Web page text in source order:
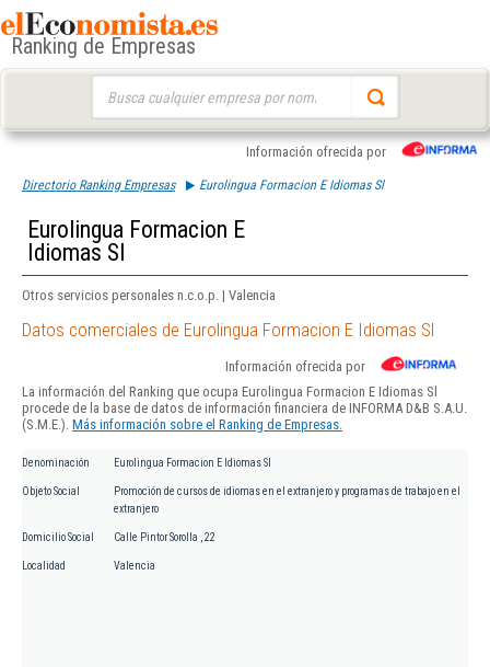
Ranking de Empresas
Información ofrecida por
Directorio Ranking Empresas Eurolingua Formacion E Idiomas Sl
Eurolingua Formacion E
Idiomas Sl
Otros servicios personales n.c.o.p. | Valencia
Datos comerciales de Eurolingua Formacion E Idiomas Sl
Información ofrecida por
La información del Ranking que ocupa Eurolingua Formacion E Idiomas Sl
procede de la base de datos de información financiera de INFORMA D&B S.A.U.
(S.M.E.). Más información sobre el Ranking de Empresas.
Denominación Eurolingua Formacion E Idiomas Sl
Objeto Social
Promoción de cursos de idiomas en el extranjero y programas de trabajo en el
extranjero
Domicilio Social Calle Pintor Sorolla , 22
Localidad Valencia